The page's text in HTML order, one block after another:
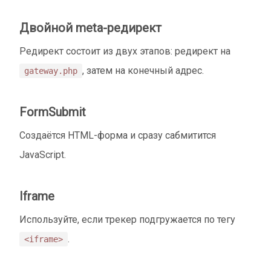
Двойной meta-редирект
Редирект состоит из двух этапов: редирект на
gateway.php , затем на конечный адрес.
FormSubmit
Создаётся HTML-форма и сразу сабмитится
JavaScript.
Iframe
Используйте, если трекер подгружается по тегу
<iframe> .